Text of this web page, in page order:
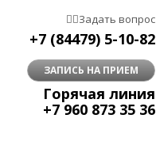
Задать вопрос
+7 (84479) 5-10-82
ЗАПИСЬ НА ПРИЕМ
Горячая линия
+7 960 873 35 36